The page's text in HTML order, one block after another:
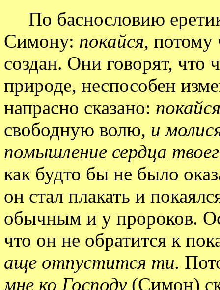
По баснословию
Симону: покайся, потому
создан. Они говорят, что
природе, неспособен
напрасно сказано:
свободную волю, и
помышление сердца
как будто бы не было
он стал плакать и
обычным и у пророков.
что он не обратится к
аще отпустится ти.
мне ко Господу(Симон)